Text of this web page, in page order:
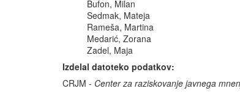
Bufon, Milan
Sedmak, Mateja
Rameša, Martina
Medarić, Zorana
Zadel, Maja
Izdelal datoteko podatkov:
CRJM - Center za raziskovanje javnega